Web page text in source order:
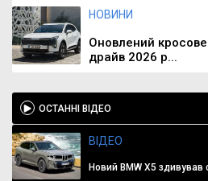
НОВИНИ
Оновлений
драйв 2026 р...
ОСТАННІ ВІДЕО
ВІДЕО
Новий BMW X5